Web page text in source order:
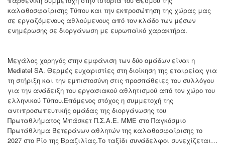
καλαθοσφαίρισης Τύπου και την εκπροσώπηση της χώρας μας
σε εργαζόμενους αθλούμενους από τον κλάδο των μέσων
ενημέρωσης σε διοργάνωση με ευρωπαϊκό χαρακτήρα.
Μεγάλος χορηγός στην εμφάνιση των δύο ομάδων είναι η
Mediatel SA. Θερμές ευχαριστίες στη διοίκηση της εταιρείας για
τη στήριξη και την εμπιστοσύνη στις προσπάθειες του συλλόγου
για την ανάδειξη του εργασιακού αθλητισμού από τον χώρο του
ελληνικού Τύπου.Επόμενος στόχος η συμμετοχή της
αντιπροσωπευτικής ομάδας της διοργάνωσης του
Πρωταθλήματος Μπάσκετ Π.Σ.Α.Ε. ΜΜΕ στο Παγκόσμιο
Πρωτάθλημα Βετεράνων αθλητών της καλαθοσφαίρισης το
2027 στο Ρίο της Βραζιλίας.Το ταξίδι συνάδελφοι συνεχίζεται…